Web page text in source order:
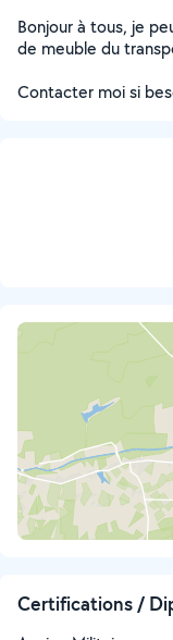
Bonjour à tous, je
de meuble du
Contacter moi si
Certifications /